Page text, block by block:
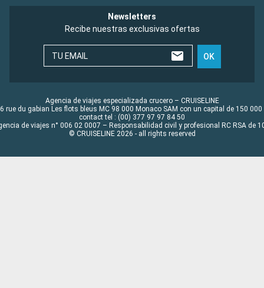
Newsletters
Recibe nuestras exclusivas ofertas
TU EMAIL OK
Agencia de viajes especializada crucero – CRUISELINE
rue du gabian Les flots bleus MC 98 000 Monaco SAM con un capital de 150 000
contact tel : (00) 377 97 97 84 50
de viajes n° 006 02 0007 – Responsabilidad civil y profesional RC RSA de
© CRUISELINE 2026 - all rights reserved